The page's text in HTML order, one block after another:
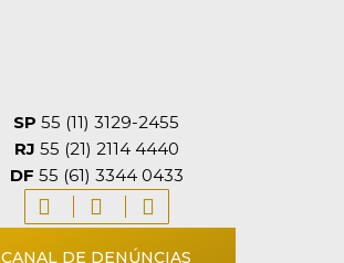
CANAL DE DENÚNCIAS
SP 55 (11) 3129-2455
RJ 55 (21) 2114 4440
DF 55 (61) 3344 0433